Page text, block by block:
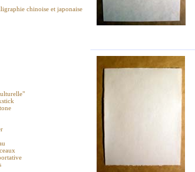
chinoise et japonaise